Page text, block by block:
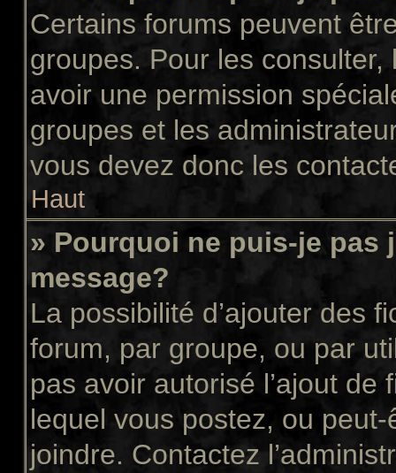
Certains forums peuvent
groupes. Pour les
avoir une permission
groupes et les
vous devez donc les
Haut
» Pourquoi ne puis-je pas
message?
La possibilité d’ajouter des
forum, par groupe, ou par
pas avoir autorisé l’ajout
lequel vous postez, ou
joindre. Contactez